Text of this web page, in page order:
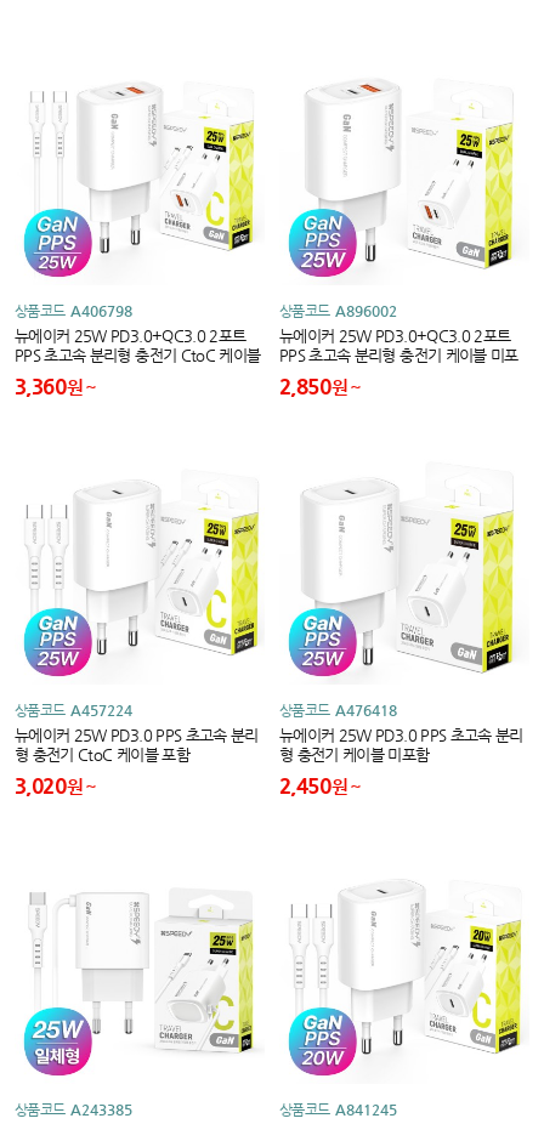
상품코드 A406798
뉴에이커 25W PD3.0+QC3.0 2포트
PPS 초고속 분리형 충전기 CtoC 케이블
포함
3,360원
상품코드 A896002
뉴에이커 25W PD3.0+QC3.0 2포트
PPS 초고속 분리형 충전기 케이블 미포
함
2,850원
상품코드 A457224
뉴에이커 25W PD3.0 PPS 초고속 분리
형 충전기 CtoC 케이블 포함
3,020원
상품코드 A476418
뉴에이커 25W PD3.0 PPS 초고속 분리
형 충전기 케이블 미포함
2,450원
상품코드 A243385 상품코드 A841245